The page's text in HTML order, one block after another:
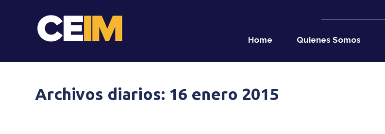
Home Quienes Somos
Archivos diarios: 16 enero 2015